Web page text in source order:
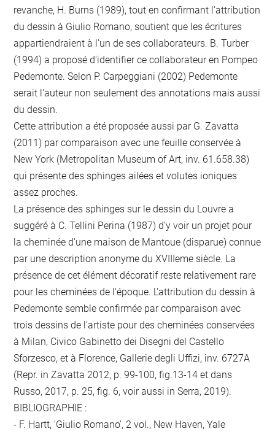
revanche, H. Burns (1989), tout en confirmant l'attribution
du dessin à Giulio Romano, soutient que les écritures
appartiendraient à l'un de ses collaborateurs. B. Turber
(1994) a proposé d'identifier ce collaborateur en Pompeo
Pedemonte. Selon P. Carpeggiani (2002) Pedemonte
serait l'auteur non seulement des annotations mais aussi
du dessin.
Cette attribution a été proposée aussi par G. Zavatta
(2011) par comparaison avec une feuille conservée à
New York (Metropolitan Museum of Art, inv. 61.658.38)
qui présente des sphinges ailées et volutes ioniques
assez proches.
La présence des sphinges sur le dessin du Louvre a
suggéré à C. Tellini Perina (1987) d'y voir un projet pour
la cheminée d'une maison de Mantoue (disparue) connue
par une description anonyme du XVIIIeme siècle. La
présence de cet élément décoratif reste relativement rare
pour les cheminées de l'époque. L'attribution du dessin à
Pedemonte semble confirmée par comparaison avec
trois dessins de l'artiste pour des cheminées conservées
à Milan, Civico Gabinetto dei Disegni del Castello
Sforzesco, et à Florence, Gallerie degli Uffizi, inv. 6727A
(Repr. in Zavatta 2012, p. 99-100, fig.13-14 et dans
Russo, 2017, p. 25, fig. 6, voir aussi in Serra, 2019).
BIBLIOGRAPHIE :
- F. Hartt, 'Giulio Romano', 2 vol., New Haven, Yale